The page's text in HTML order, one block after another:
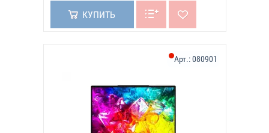
КУПИТЬ
Арт.:080901